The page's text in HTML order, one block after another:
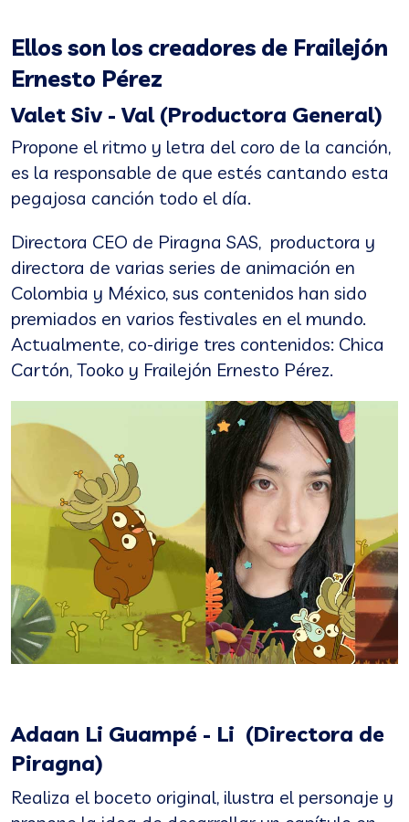
Ellos son los creadores de Frailejón
Ernesto Pérez
Valet Siv - Val (Productora General)
Propone el ritmo y letra del coro de la canción,
es la responsable de que estés cantando esta
pegajosa canción todo el día.
Directora CEO de Piragna SAS, productora y
directora de varias series de animación en
Colombia y México, sus contenidos han sido
premiados en varios festivales en el mundo.
Actualmente, co-dirige tres contenidos: Chica
Cartón, Tooko y Frailejón Ernesto Pérez.
Adaan Li Guampé - Li (Directora de
Piragna)
Realiza el boceto original, ilustra el personaje y